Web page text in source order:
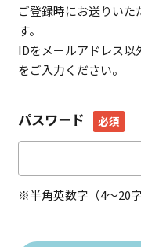
ご登録時にお送りい
す。
IDをメールアドレス
をご入力ください。
パスワード 必須
※半角英数字（4～20字